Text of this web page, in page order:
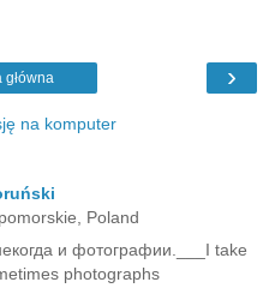
›
główna
na komputer
Poland
и фотографии.___I take
photographs